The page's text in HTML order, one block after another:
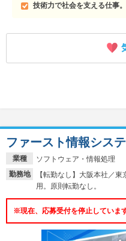
技術力で社会を支える仕事
業種
ソフトウェア・情報処理
勤務地
【転勤なし】大阪本社／
用。原則転勤なし。
ファースト情報シス
※現在、応募受付を停止しています